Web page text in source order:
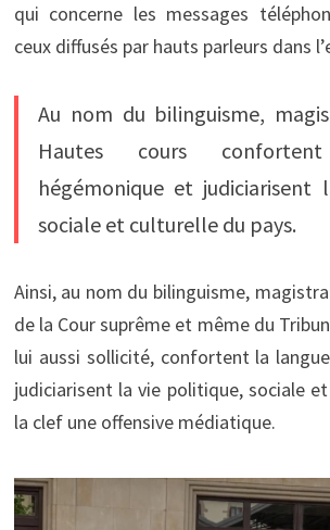
qui concerne les messages
ceux diffusés par hauts parleurs dans
Au nom du bilinguisme,
Hautes cours
hégémonique et judiciarisent
sociale et culturelle du pays.
Ainsi, au nom du bilinguisme,
de la Cour suprême et même du
lui aussi sollicité, confortent la
judiciarisent la vie politique, sociale
la clef une offensive médiatique.